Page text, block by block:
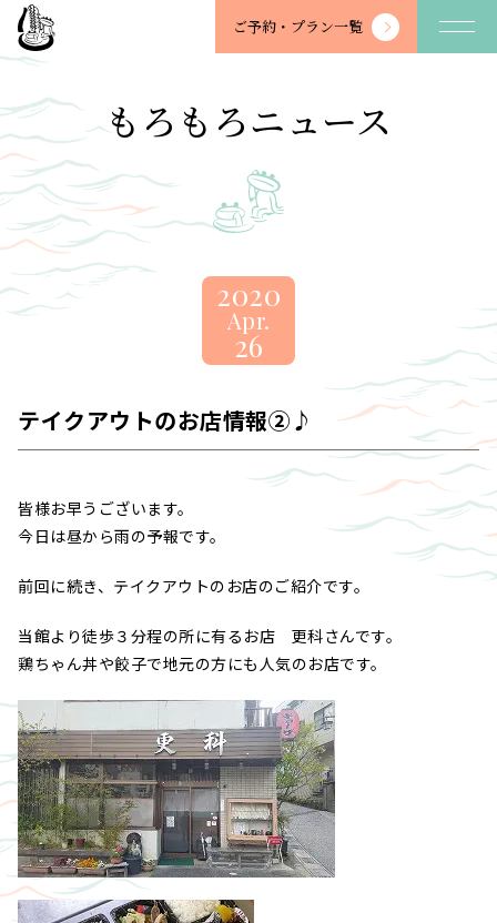
望
川
-
BOSENKAN
ご予約・ プラン一覧
もろもろニュース
2020
Apr.
26
テイクアウトのお店情報②♪
皆様お早うございます。
今日は昼から雨の予報です。
前回に続き、テイクアウトのお店のご紹介です。
当館より徒歩３分程の所に有るお店 更科さんです。
鶏ちゃん丼や餃子で地元の方にも人気のお店です。